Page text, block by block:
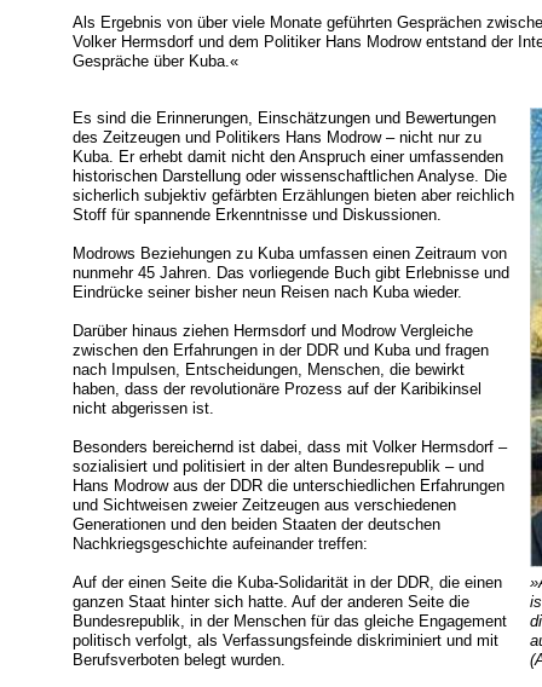
Als Ergebnis von über viele Monate geführten Gesprächen
Volker Hermsdorf und dem Politiker Hans Modrow entstand der
Gespräche über Kuba.«
Es sind die Erinnerungen, Einschätzungen und Bewertungen
des Zeitzeugen und Politikers Hans Modrow – nicht nur zu
Kuba. Er erhebt damit nicht den Anspruch einer umfassenden
historischen Darstellung oder wissenschaftlichen Analyse. Die
sicherlich subjektiv gefärbten Erzählungen bieten aber reichlich
Stoff für spannende Erkenntnisse und Diskussionen.
Modrows Beziehungen zu Kuba umfassen einen Zeitraum von
nunmehr 45 Jahren. Das vorliegende Buch gibt Erlebnisse und
Eindrücke seiner bisher neun Reisen nach Kuba wieder.
Darüber hinaus ziehen Hermsdorf und Modrow Vergleiche
zwischen den Erfahrungen in der DDR und Kuba und fragen
nach Impulsen, Entscheidungen, Menschen, die bewirkt
haben, dass der revolutionäre Prozess auf der Karibikinsel
nicht abgerissen ist.
Besonders bereichernd ist dabei, dass mit Volker Hermsdorf –
sozialisiert und politisiert in der alten Bundesrepublik – und
Hans Modrow aus der DDR die unterschiedlichen Erfahrungen
und Sichtweisen zweier Zeitzeugen aus verschiedenen
Generationen und den beiden Staaten der deutschen
Nachkriegsgeschichte aufeinander treffen:
Auf der einen Seite die Kuba-Solidarität in der DDR, die einen
ganzen Staat hinter sich hatte. Auf der anderen Seite die
Bundesrepublik, in der Menschen für das gleiche Engagement
politisch verfolgt, als Verfassungsfeinde diskriminiert und mit
Berufsverboten belegt wurden.